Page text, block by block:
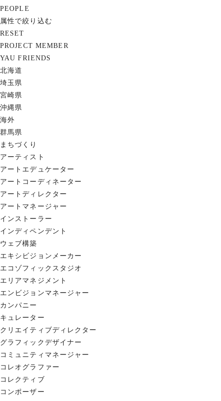
PEOPLE
属性で絞り込む
RESET
PROJECT MEMBER
YAU FRIENDS
北海道
埼玉県
宮崎県
沖縄県
海外
群馬県
まちづくり
アーティスト
アートエデュケーター
アートコーディネーター
アートディレクター
アートマネージャー
インストーラー
インディペンデント
ウェブ構築
エキシビジョンメーカー
エコゾフィックスタジオ
エリアマネジメント
エンビジョンマネージャー
カンパニー
キュレーター
クリエイティブディレクター
グラフィックデザイナー
コミュニティマネージャー
コレオグラファー
コレクティブ
コンポーザー